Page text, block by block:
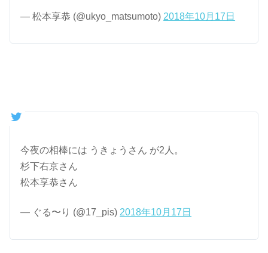
— 松本享恭 (@ukyo_matsumoto) 2018年10月17日
今夜の相棒には うきょうさん が2人。
杉下右京さん
松本享恭さん
— ぐる〜り (@17_pis) 2018年10月17日